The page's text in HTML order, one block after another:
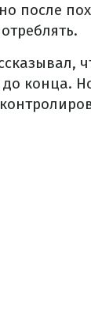
после
до конца.